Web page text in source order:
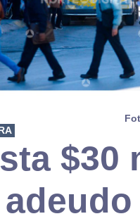
$30